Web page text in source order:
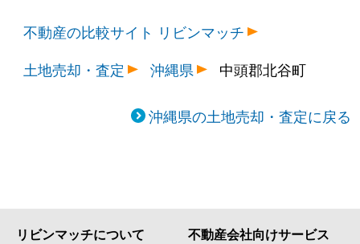
不動産の比較サイト リビンマッチ
土地売却・査定
沖縄県 中頭郡北谷町
沖縄県の土地売却・査定に戻る
リビンマッチについて 不動産会社向けサービス